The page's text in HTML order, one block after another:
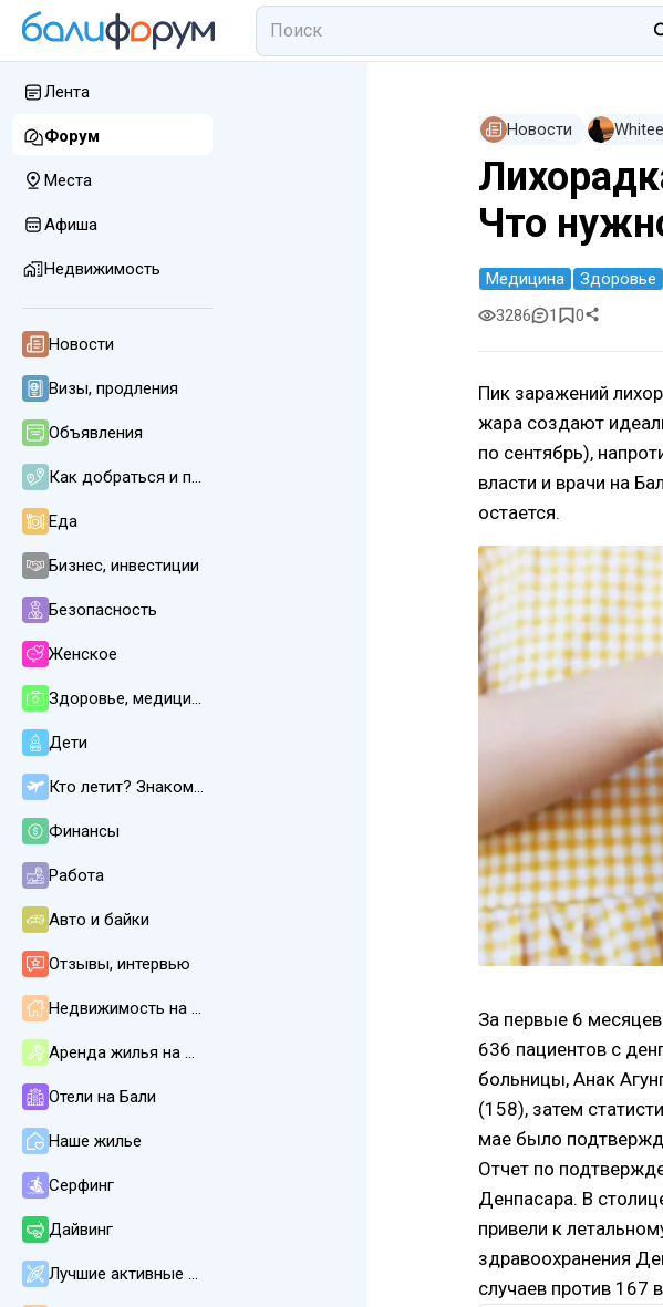
Новости
Что
Медицина Здоровье
3286
1 0
Пик заражений
жара создают
по сентябрь),
власти и врачи на
остается.
За первые 6
636 пациентов с
больницы, Анак
(158), затем
мае было
Отчет по
Денпасара. В
привели к
здравоохранения
случаев против 167
Лента
Форум
Места
Афиша
Недвижимость
Новости
Визы, продления
Объявления
Как добраться и передвигаться
Еда
Бизнес, инвестиции
Безопасность
Женское
Здоровье, медицина
Дети
Кто летит? Знакомства
Финансы
Работа
Авто и байки
Отзывы, интервью
Недвижимость на Бали
Аренда жилья на Бали
Отели на Бали
Наше жилье
Серфинг
Дайвинг
Лучшие активные развлечения